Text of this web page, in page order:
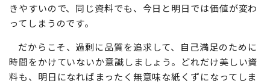
きやすいので、同じ資料でも、今日と明日では価値が変わ
ってしまうのです。
だからこそ、過剰に品質を追求して、自己満足のために
時間をかけていないか意識しましょう。どれだけ美しい資
料も、明日になればまったく無意味な紙くずになってしま